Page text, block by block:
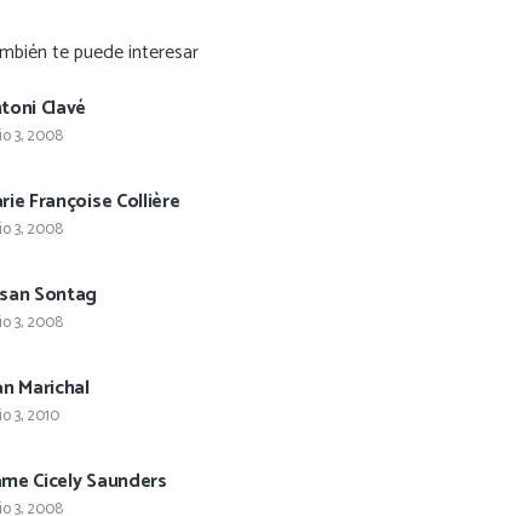
te puede interesar
Clavé
3, 2008
Françoise Collière
3, 2008
Sontag
3, 2008
Marichal
3, 2010
Cicely Saunders
3, 2008